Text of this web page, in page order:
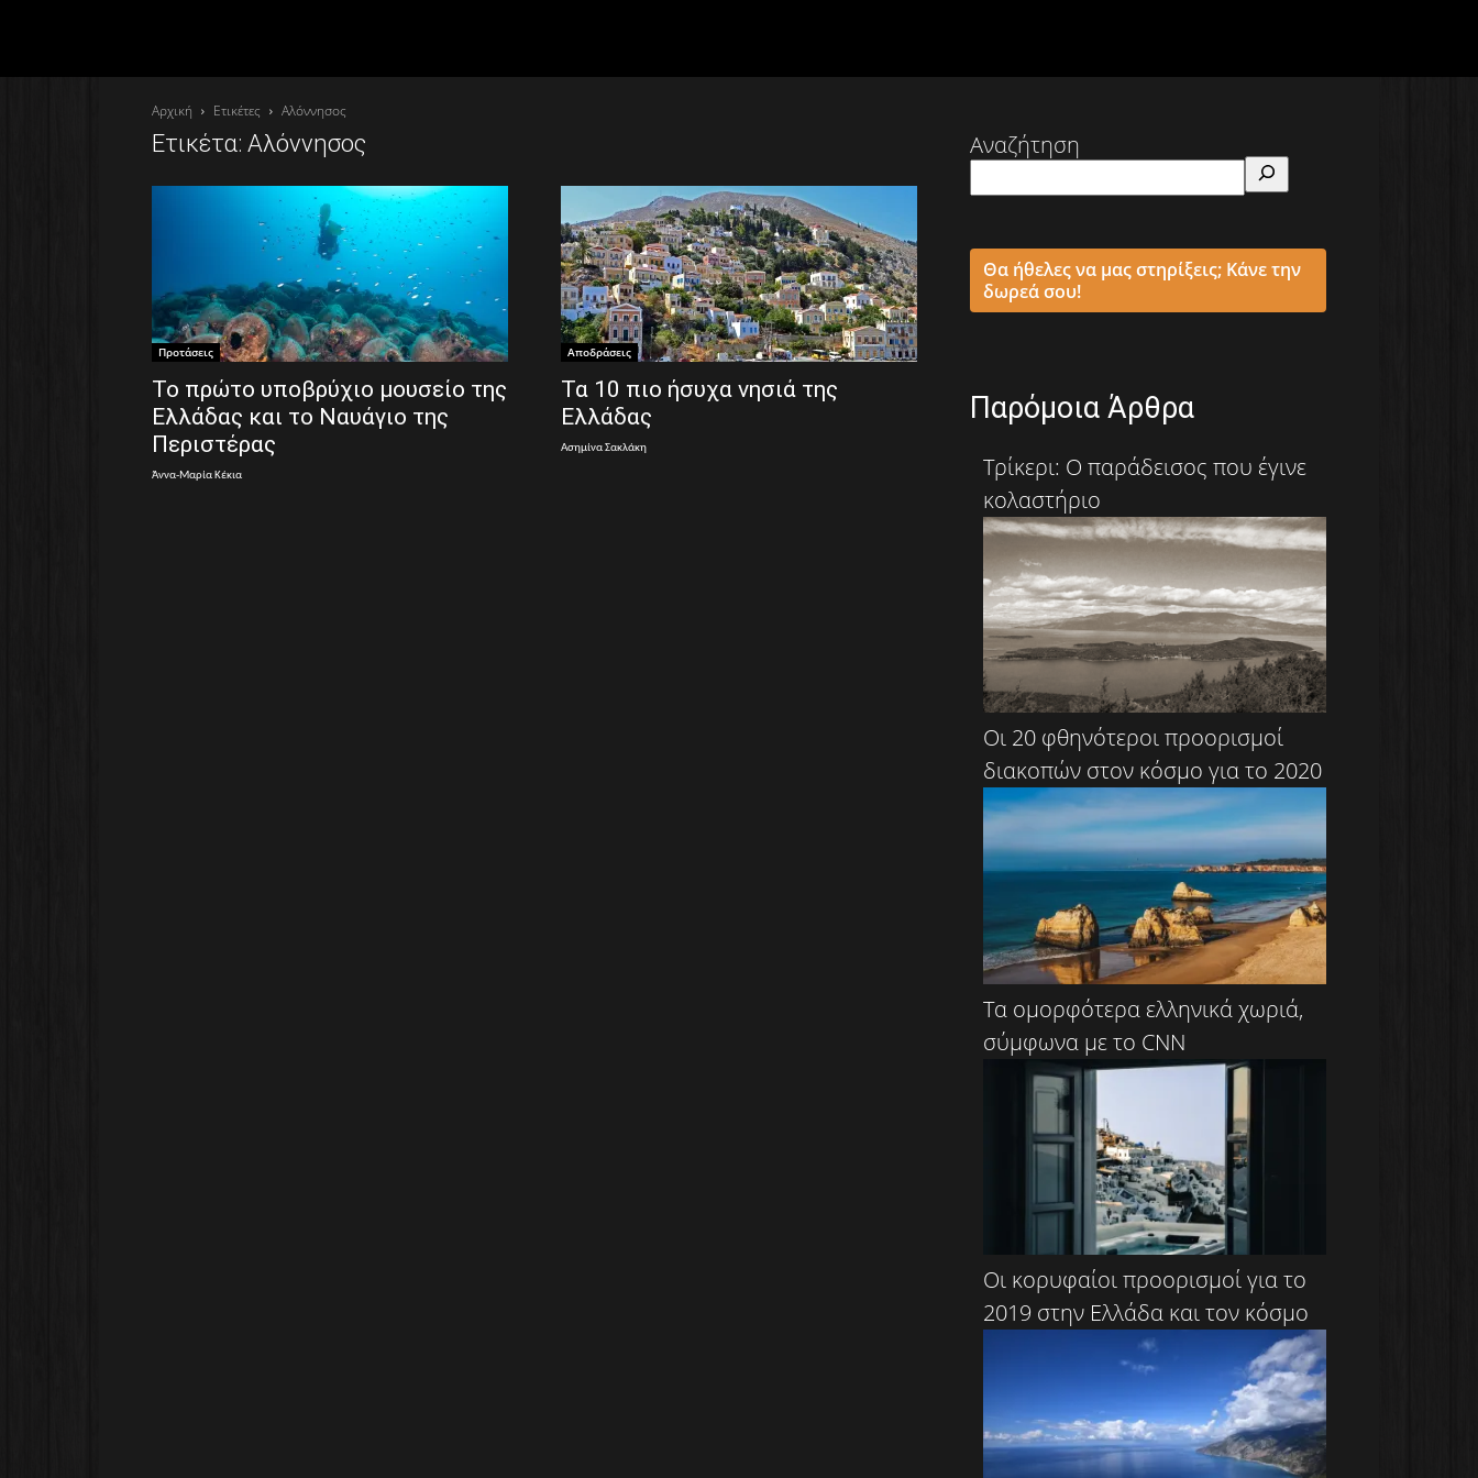
Αρχική Ετικέτες Αλόννησος
Ετικέτα: Αλόννησος
Προτάσεις
Το πρώτο υποβρύχιο μουσείο της
Ελλάδας και το Ναυάγιο της
Περιστέρας
Άννα-Μαρία Κέκια
Αποδράσεις
Τα 10 πιο ήσυχα νησιά της
Ελλάδας
Ασημίνα Σακλάκη
Αναζήτηση
Θα ήθελες να μας στηρίξεις; Κάνε την
δωρεά σου!
Παρόμοια Άρθρα
Τρίκερι: Ο παράδεισος που έγινε
κολαστήριο
Οι 20 φθηνότεροι προορισμοί
διακοπών στον κόσμο για το 2020
Τα ομορφότερα ελληνικά χωριά,
σύμφωνα με το CNN
Οι κορυφαίοι προορισμοί για το
2019 στην Ελλάδα και τον κόσμο